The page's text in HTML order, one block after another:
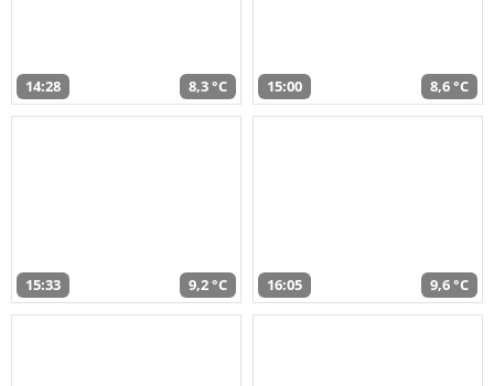
14:28 8,3 °C 15:00 8,6 °C
15:33 9,2 °C 16:05 9,6 °C